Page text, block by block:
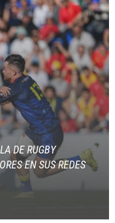
DE RUGBY
EN SUS REDES